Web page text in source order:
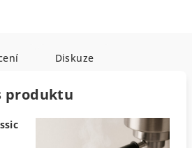
Diskuze
produktu